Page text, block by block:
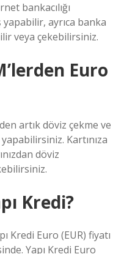
bankacılığı
yapabilir, ayrıca banka
veya çekebilirsiniz.
Euro
artık döviz çekme ve
Kartınıza
döviz
Kredi?
Kredi Euro (EUR) fiyatı
Yapı Kredi Euro